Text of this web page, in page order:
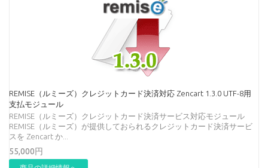
REMISE（ルミーズ）クレジットカード決済対応 Zencart 1.3.0 UTF-8用
支払モジュール
REMISE（ルミーズ）クレジットカード決済サービス対応モジュール
REMISE（ルミーズ）が提供しておられるクレジットカード決済サービ
スを Zencart か...
55,000円